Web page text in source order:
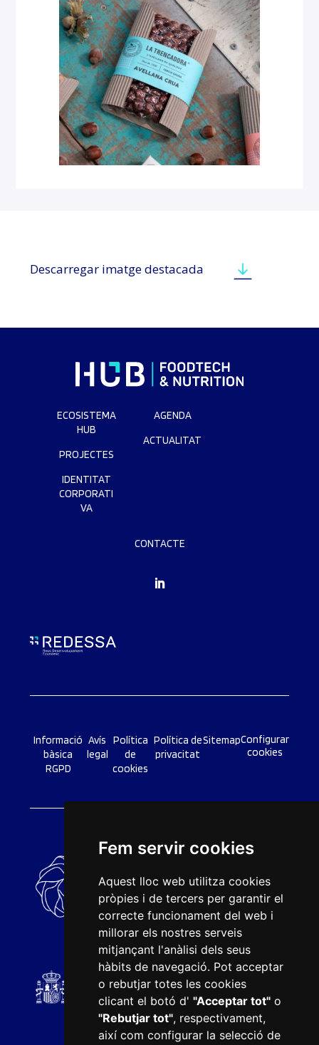
Fem servir cookies
Aquest lloc web utilitza cookies
pròpies i de tercers per garantir el
correcte funcionament del web i
millorar els nostres serveis
mitjançant l'anàlisi dels seus
hàbits de navegació. Pot acceptar
o rebutjar totes les cookies
clicant el botó d' "Acceptar tot"o
"Rebutjar tot", respectivament,
així com configurar la selecció de
Descarregar imatge destacada
ECOSISTEMA
HUB
PROJECTES
IDENTITAT
CORPORATI
VA
AGENDA
ACTUALITAT
CONTACTE
Informació
bàsica
RGPD
Avís
legal
Política
de
cookies
Política de
privacitat
SitemapConfigurar
cookies